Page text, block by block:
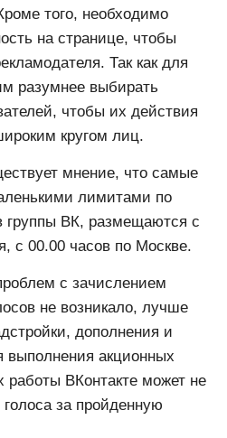
того, необходимо
на странице, чтобы
Так как для
разумнее выбирать
чтобы их действия
кругом лиц.
мнение, что самые
лимитами по
группы ВК, размещаются с
с 00.00 часов по Москве.
с зачислением
не возникало, лучше
дополнения и
выполнения акционных
работы ВКонтакте может не
за пройденную